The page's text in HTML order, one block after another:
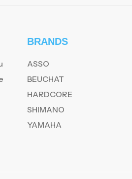
BRANDS
ASSO
BEUCHAT
HARDCORE
SHIMANO
YAMAHA